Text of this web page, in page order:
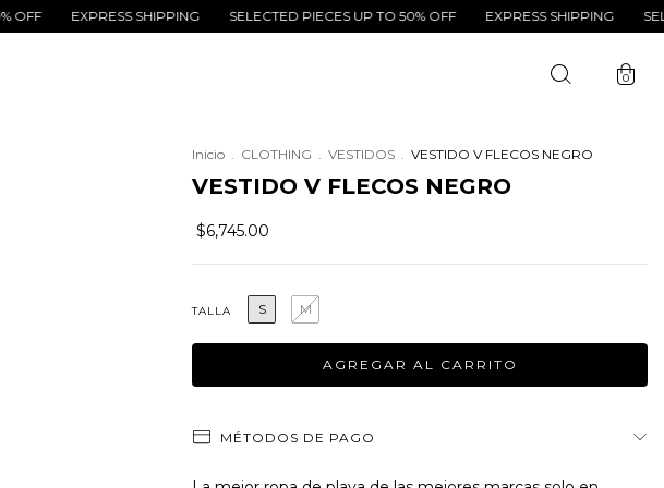
EXPRESS SHIPPING SELECTED PIECES UP TO 50% OFF EXPRESS SHIPPING SELECTED
0
Inicio CLOTHING VESTIDOS VESTIDO V FLECOS NEGRO
VESTIDO V FLECOS NEGRO
$6,745.00
TALLA S M
MÉTODOS DE PAGO